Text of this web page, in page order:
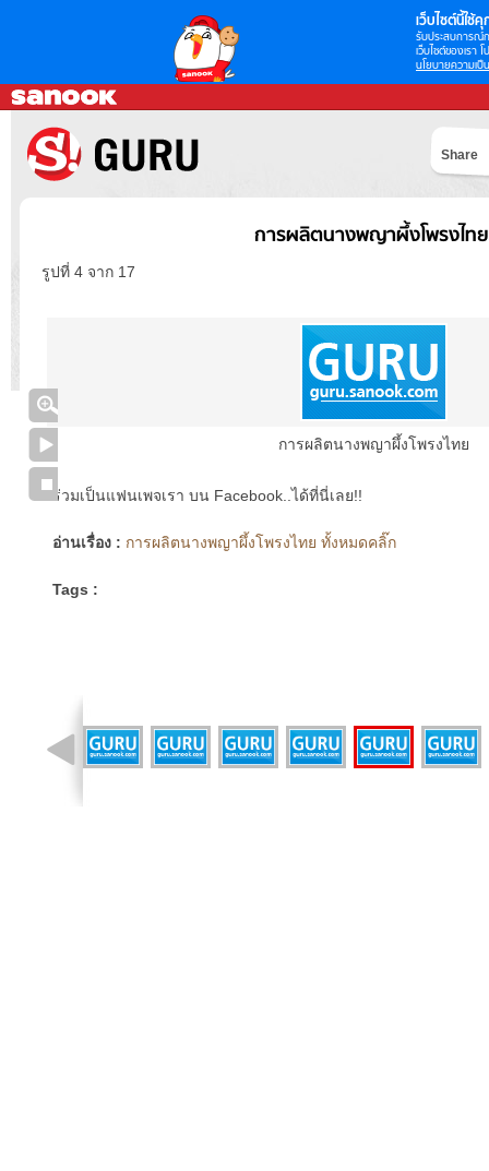
เว็บไซต์นี้ใช้คุ
รับประสบการณ์
เว็บไซต์ของเรา
นโยบายความเป็
Share
การผลิตนางพญาผึ้งโพรงไทย
รูปที่ 4 จาก 17
การผลิตนางพญาผึ้งโพรงไทย
ร่วมเป็นแฟนเพจเรา บน Facebook..ได้ที่นี่เลย!!
อ่านเรื่อง : การผลิตนางพญาผึ้งโพรงไทย ทั้งหมดคลิ๊ก
Tags :